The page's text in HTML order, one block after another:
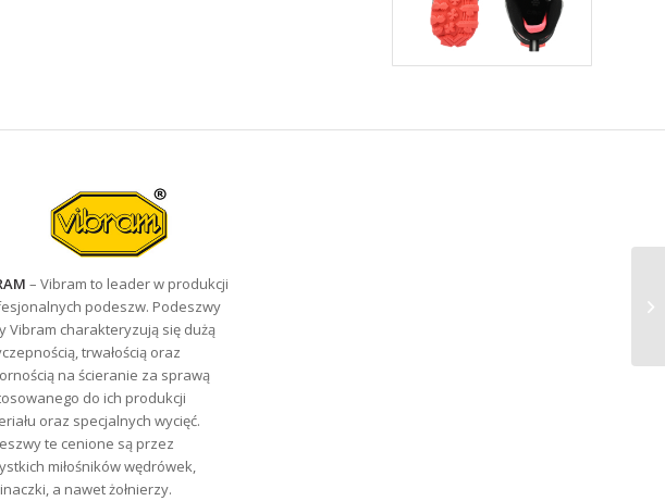
– Vibram to leader w produkcji
podeszw. Podeszwy
Vibram charakteryzują się dużą
trwałością oraz
na ścieranie za sprawą
do ich produkcji
oraz specjalnych wycięć.
te cenione są przez
miłośników wędrówek,
a nawet żołnierzy.